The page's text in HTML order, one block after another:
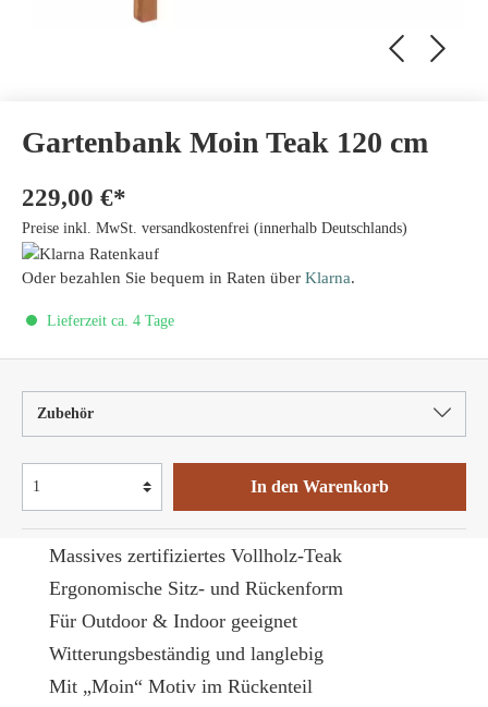
Gartenbank Moin Teak 120 cm
Massives zertifiziertes Vollholz-Teak
Ergonomische Sitz- und Rückenform
Für Outdoor & Indoor geeignet
Witterungsbeständig und langlebig
Mit „Moin“ Motiv im Rückenteil
229,00 €*
Preise inkl. MwSt. versandkostenfrei (innerhalb Deutschlands)
Oder bezahlen Sie bequem in Raten über Klarna.
Lieferzeit ca. 4 Tage
Zubehör
In den Warenkorb